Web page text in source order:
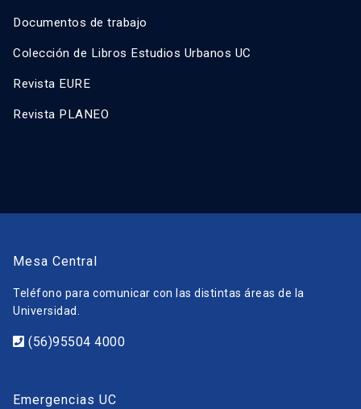
Documentos de trabajo
Colección de Libros Estudios Urbanos UC
Revista EURE
Revista PLANEO
Mesa Central
Teléfono para comunicar con las distintas áreas de la
Universidad.
(56)95504 4000
Emergencias UC